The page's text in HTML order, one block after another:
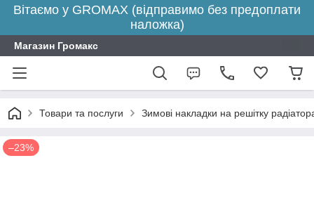
Вітаємо у GROMAX (відправимо без предоплати
наложка)
Магазин Громакс
Товари та послуги Зимові накладки на решітку
–23%